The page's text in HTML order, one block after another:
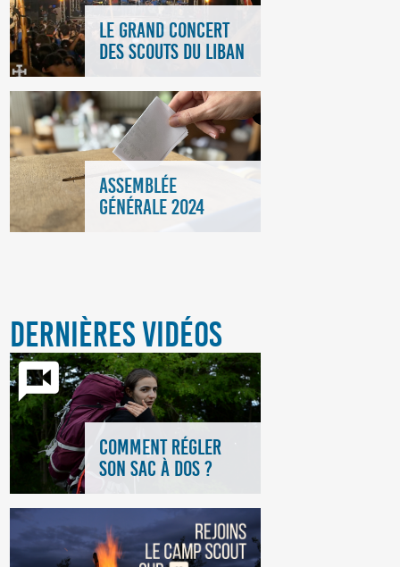
LE GRAND CONCERT
DES SCOUTS DU LIBAN
ASSEMBLÉE
GÉNÉRALE 2024
DERNIÈRES VIDÉOS
COMMENT RÉGLER
SON SAC À DOS ?